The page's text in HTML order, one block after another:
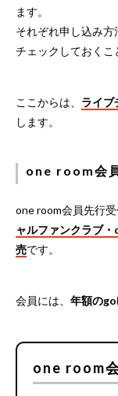
ます。
それぞれ申し込み
チェックしておくこ
ここからは、 ライブ
します。
one room会
one room会員先行受
ャルファンクラブ
売です。
会員には、 年額の
one room